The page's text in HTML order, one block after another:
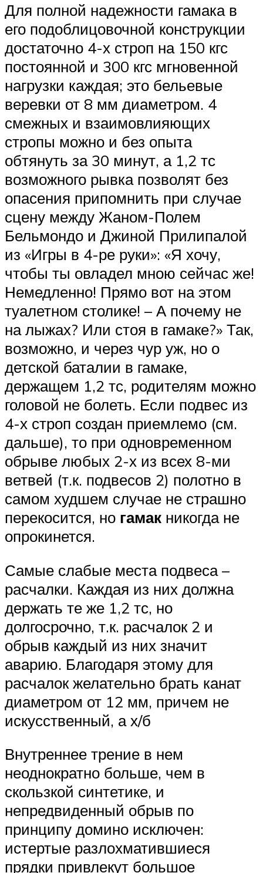
Для полной надежности гамака в
его подоблицовочной конструкции
достаточно 4-х строп на 150 кгс
постоянной и 300 кгс мгновенной
нагрузки каждая; это бельевые
веревки от 8 мм диаметром. 4
смежных и взаимовлияющих
стропы можно и без опыта
обтянуть за 30 минут, а 1,2 тс
возможного рывка позволят без
опасения припомнить при случае
сцену между Жаном-Полем
Бельмондо и Джиной Прилипалой
из «Игры в 4-ре руки»: «Я хочу,
чтобы ты овладел мною сейчас же!
Немедленно! Прямо вот на этом
туалетном столике! – А почему не
на лыжах? Или стоя в гамаке?» Так,
возможно, и через чур уж, но о
детской баталии в гамаке,
держащем 1,2 тс, родителям можно
головой не болеть. Если подвес из
4-х строп создан приемлемо (см.
дальше), то при одновременном
обрыве любых 2-х из всех 8-ми
ветвей (т.к. подвесов 2) полотно в
самом худшем случае не страшно
перекосится, но гамак никогда не
опрокинется.
Самые слабые места подвеса –
расчалки. Каждая из них должна
держать те же 1,2 тс, но
долгосрочно, т.к. расчалок 2 и
обрыв каждый из них значит
аварию. Благодаря этому для
расчалок желательно брать канат
диаметром от 12 мм, причем не
искусственный, а х/б
Внутреннее трение в нем
неоднократно больше, чем в
скользкой синтетике, и
непредвиденный обрыв по
принципу домино исключен:
истертые разлохматившиеся
прядки привлекут большое